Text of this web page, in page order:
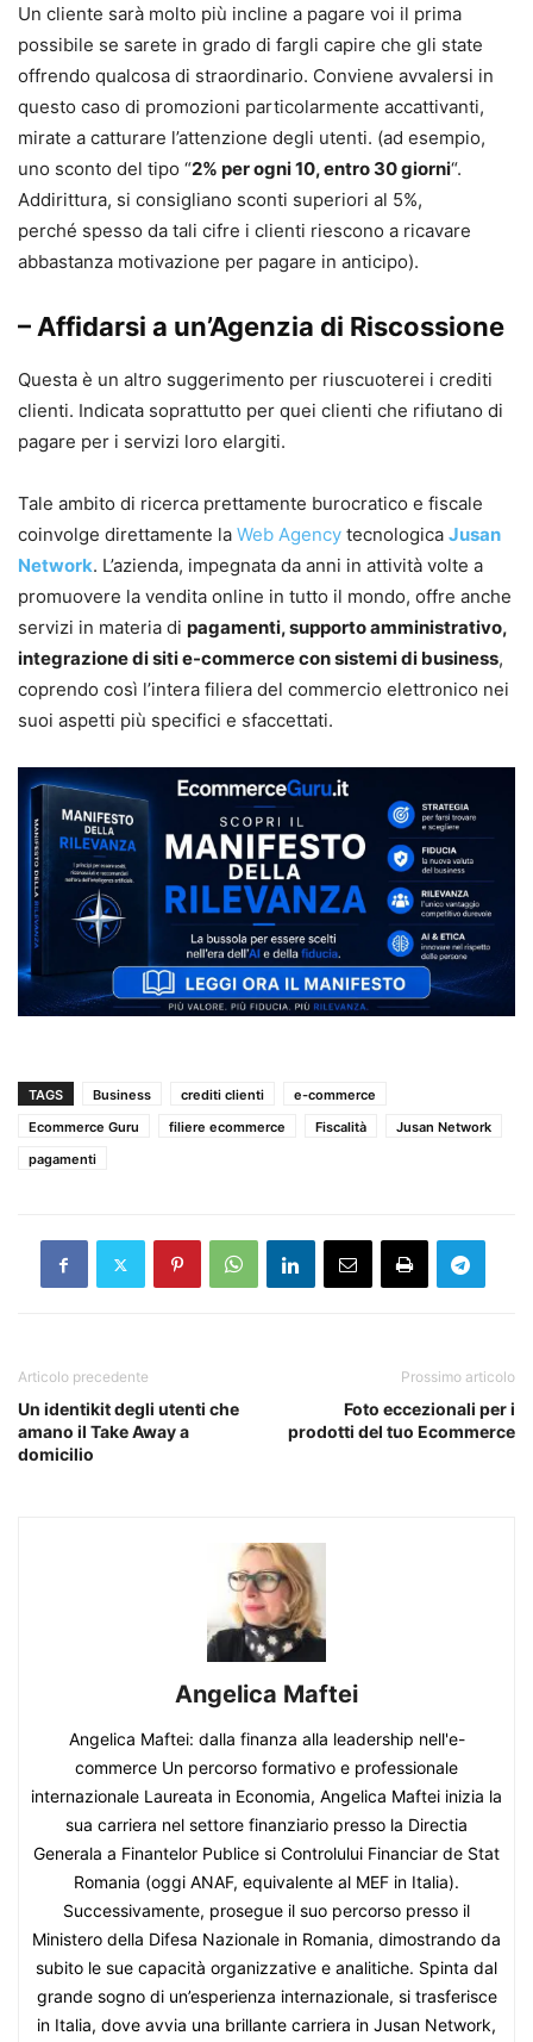
Un cliente sarà molto più incline a pagare voi il prima
possibile se sarete in grado di fargli capire che gli state
offrendo qualcosa di straordinario. Conviene avvalersi in
questo caso di promozioni particolarmente accattivanti,
mirate a catturare l’attenzione degli utenti. (ad esempio,
uno sconto del tipo “2% per ogni 10, entro 30 giorni“.
Addirittura, si consigliano sconti superiori al 5%,
perché spesso da tali cifre i clienti riescono a ricavare
abbastanza motivazione per pagare in anticipo).
– Affidarsi a un’Agenzia di Riscossione
Questa è un altro suggerimento per riuscuoterei i crediti
clienti. Indicata soprattutto per quei clienti che rifiutano di
pagare per i servizi loro elargiti.
Tale ambito di ricerca prettamente burocratico e fiscale
coinvolge direttamente la Web Agency tecnologica Jusan
Network. L’azienda, impegnata da anni in attività volte a
promuovere la vendita online in tutto il mondo, offre anche
servizi in materia di pagamenti, supporto amministrativo,
integrazione di siti e-commerce con sistemi di business,
coprendo così l’intera filiera del commercio elettronico nei
suoi aspetti più specifici e sfaccettati.
TAGS Business crediti clienti
e-commerce
Ecommerce Guru
filiere ecommerce Fiscalità
Jusan Network
pagamenti
Articolo precedente
Un identikit degli utenti che
amano il Take Away a
domicilio
Prossimo articolo
Foto eccezionali per i
prodotti del tuo Ecommerce
Angelica Maftei
Angelica Maftei: dalla finanza alla leadership nell'e-
commerce Un percorso formativo e professionale
internazionale Laureata in Economia, Angelica Maftei inizia la
sua carriera nel settore finanziario presso la Directia
Generala a Finantelor Publice si Controlului Financiar de Stat
Romania (oggi ANAF, equivalente al MEF in Italia).
Successivamente, prosegue il suo percorso presso il
Ministero della Difesa Nazionale in Romania, dimostrando da
subito le sue capacità organizzative e analitiche. Spinta dal
grande sogno di un’esperienza internazionale, si trasferisce
in Italia, dove avvia una brillante carriera in Jusan Network,